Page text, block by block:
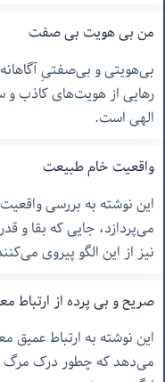
من بی هویت بی صفت
بی‌هویتی و بی‌صفتیِ
رهایی از هویت‌های کاذب و
الهی است.
واقعیت خام طبیعت
این نوشته به بررسی
می‌پردازد، جایی که بقا و
نیز از این الگو پیروی
صریح و بی پرده از ارتباط
این نوشته به ارتباط
می‌دهد که چطور درک مرگ